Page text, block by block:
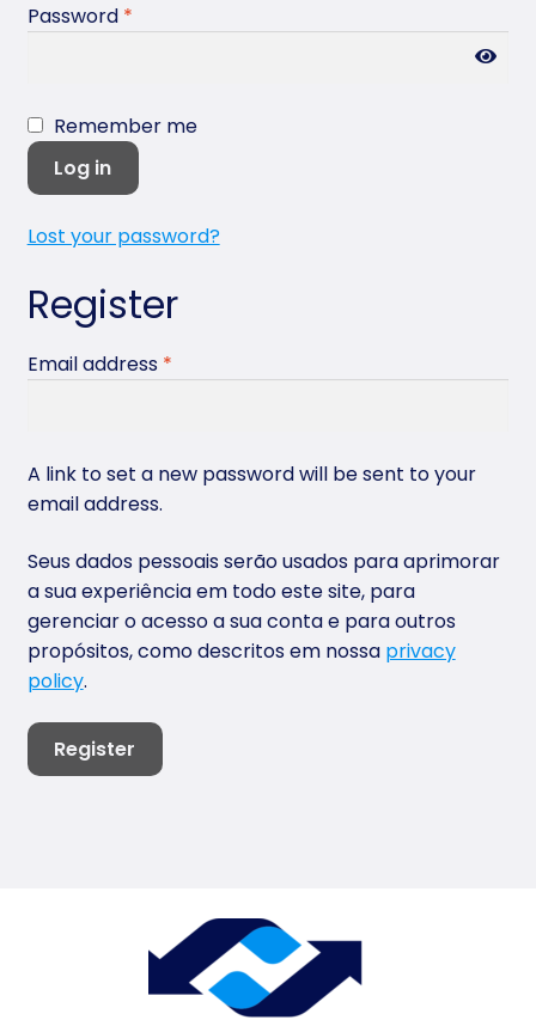
ct Us
Password *
Remember me
Log in
Lost your password?
Register
Email address *
A link to set a new password will be sent to your
email address.
Seus dados pessoais serão usados para aprimorar
a sua experiência em todo este site, para
gerenciar o acesso a sua conta e para outros
propósitos, como descritos em nossa privacy
policy.
Register